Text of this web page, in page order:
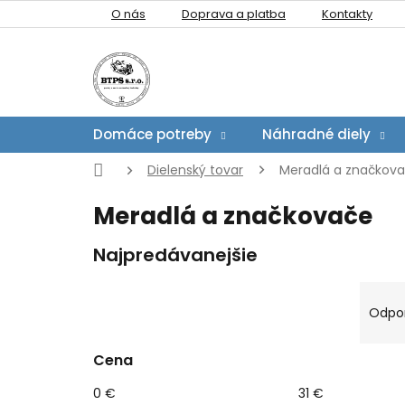
na
O nás Doprava a platba Kontakty
Domáce potreby Náhradné diely
DomovDielenský tovar Meradlá a
Meradlá a značkovače
Najpredávanejšie
Cena
0 € 31 €
a